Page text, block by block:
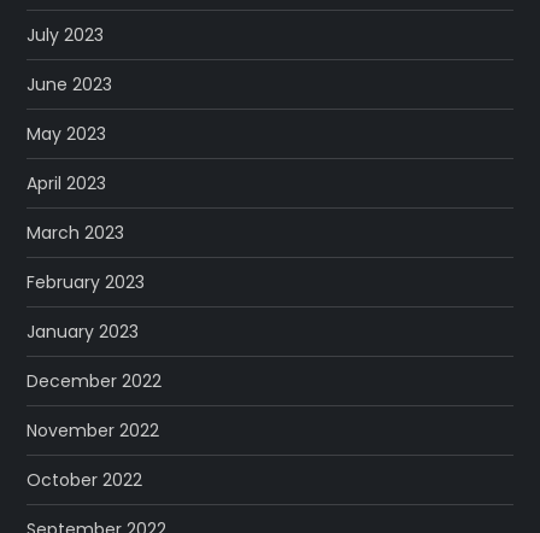
July 2023
June 2023
May 2023
April 2023
March 2023
February 2023
January 2023
December 2022
November 2022
October 2022